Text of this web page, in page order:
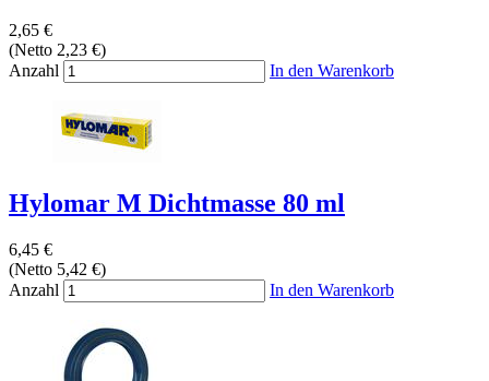
2,65 €
(Netto 2,23 €)
Anzahl
In den Warenkorb
Hylomar M Dichtmasse 80 ml
6,45 €
(Netto 5,42 €)
Anzahl
In den Warenkorb